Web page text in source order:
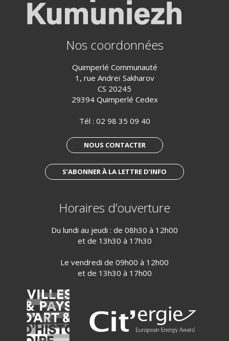
Nos coordonnées
Quimperlé Communauté
1, rue Andreï Sakharov
CS 20245
29394 Quimperlé Cedex
Tél : 02 98 35 09 40
NOUS CONTACTER
S’ABONNER À LA LETTRE D’INFO
Horaires d’ouverture
Du lundi au jeudi : de 08h30 à 12h00
et de 13h30 à 17h30
Le vendredi de 09h00 à 12h00
et de 13h30 à 17h00